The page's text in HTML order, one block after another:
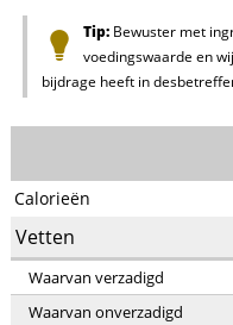
Tip:Bewuster met
voedingswaarde en
bijdrage heeft in
Calorieën
Vetten
Waarvan verzadigd
Waarvan onverzadigd